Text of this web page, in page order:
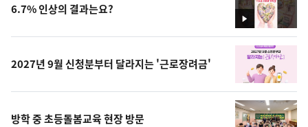
영
상
6.7% 인상의 결과는요?
2027년 9월 신청분부터 달라지는 '근로장려금'
방학 중 초등돌봄교육 현장 방문